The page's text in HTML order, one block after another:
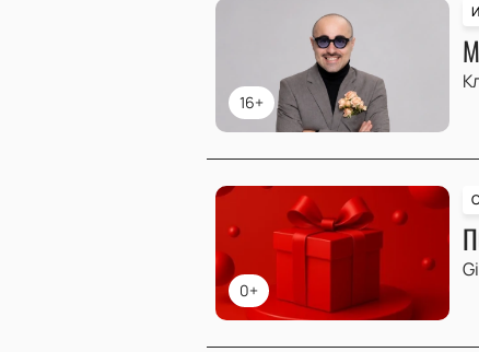
16+
0+